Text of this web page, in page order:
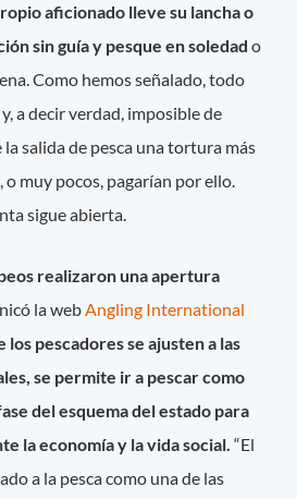
aficionado lleve su lancha o
sin guía y pesque en soledad o
Como hemos señalado, todo
a decir verdad, imposible de
salida de pesca una tortura más
o muy pocos, pagarían por ello.
sigue abierta.
realizaron una apertura
la web Angling International
los pescadores se ajusten a las
se permite ir a pescar como
del esquema del estado para
la economía y la vida social. “El
a la pesca como una de las